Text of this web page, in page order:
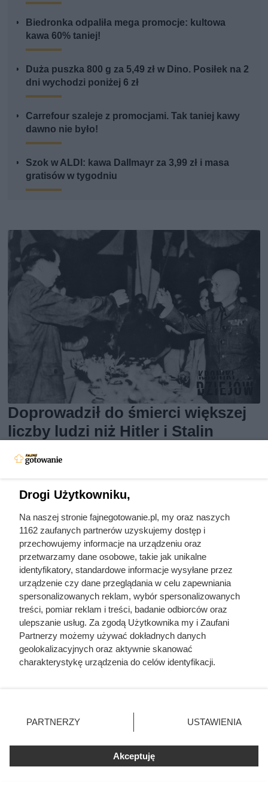
Biedronka odpaliła mega promocje: kultowa
kawa 60% taniej!
Duża puszka 800 g za 5,49 zł w Dino. Posiłek na 2
dni wychodzi poniżej 6 zł
Carrefour szaleje z promocjami. Tak taniej kawy
dawno nie było!
Szok w ALDI: kawa Dallmayr za 3,99 zł i masa
gratisów w tygodniu
Doprowadził do śmierci większej
liczby ludzi niż Hitler i Stalin
razem wzięci. Mimo to czczą go
jako bohatera
Kawa z Lidla lepsza niż Lavazza?
Drogi Użytkowniku,
Na naszej stronie fajnegotowanie.pl, my oraz naszych
1162 zaufanych partnerów uzyskujemy dostęp i
przechowujemy informacje na urządzeniu oraz
przetwarzamy dane osobowe, takie jak unikalne
identyfikatory, standardowe informacje wysyłane przez
urządzenie czy dane przeglądania w celu zapewniania
spersonalizowanych reklam, wybór spersonalizowanych
treści, pomiar reklam i treści, badanie odbiorców oraz
ulepszanie usług. Za zgodą Użytkownika my i Zaufani
Partnerzy możemy używać dokładnych danych
geolokalizacyjnych oraz aktywnie skanować
charakterystykę urządzenia do celów identyfikacji.
zmienić/wycofać klikając przycisk ustawień prywatności
znajdujący się w lewym dolnym rogu strony
rodzaje przetwarzania danych nie wymagają zgody
użytkownika, ale masz prawo sprzeciwić się takiemu
przetwarzaniu. Preferencje będą miały zastosowania tylko
PARTNERZY USTAWIENIA
Akceptuję